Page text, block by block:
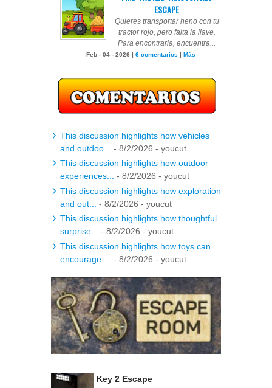
ESCAPE
Quieres transportar heno con tu
tractor rojo, pero falta la llave.
Para encontrarla, encuentra...
Feb - 04 - 2026 | 6 comentarios | Más
This discussion highlights how vehicles
and outdoo...
- 8/2/2026 - youcut
This discussion highlights how outdoor
experiences...
- 8/2/2026 - youcut
This discussion highlights how exploration
and out...
- 8/2/2026 - youcut
This discussion highlights how thoughtful
surprise...
- 8/2/2026 - youcut
This discussion highlights how toys can
encourage ...
- 8/2/2026 - youcut
Key 2 Escape